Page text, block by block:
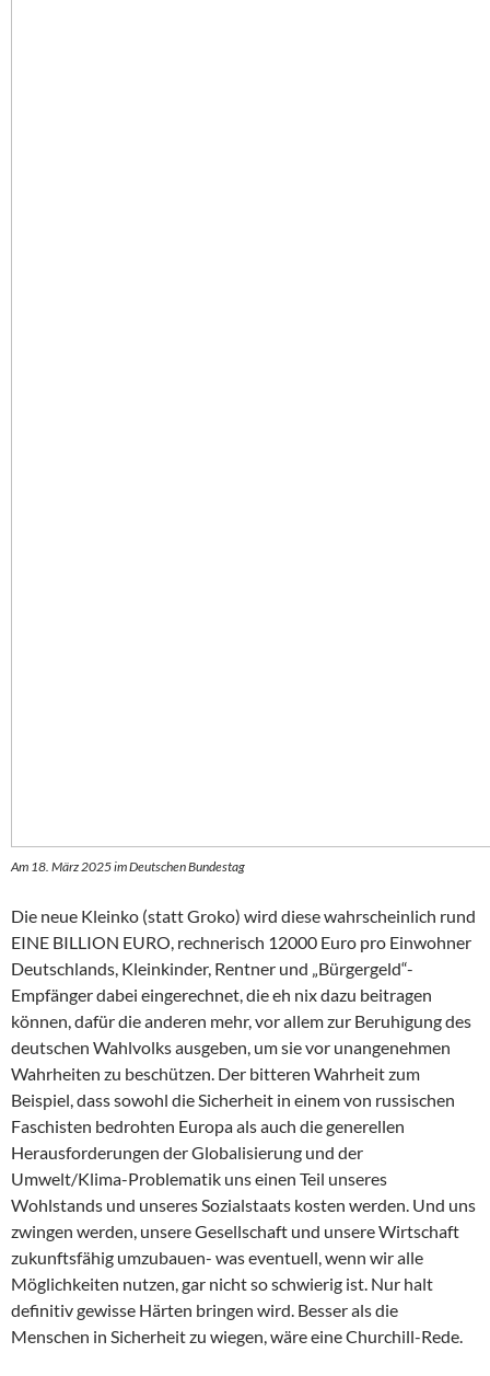
Am 18. März 2025 im Deutschen Bundestag
Die neue Kleinko (statt Groko) wird diese wahrscheinlich rund
EINE BILLION EURO, rechnerisch 12000 Euro pro Einwohner
Deutschlands, Kleinkinder, Rentner und „Bürgergeld“-
Empfänger dabei eingerechnet, die eh nix dazu beitragen
können, dafür die anderen mehr, vor allem zur Beruhigung des
deutschen Wahlvolks ausgeben, um sie vor unangenehmen
Wahrheiten zu beschützen. Der bitteren Wahrheit zum
Beispiel, dass sowohl die Sicherheit in einem von russischen
Faschisten bedrohten Europa als auch die generellen
Herausforderungen der Globalisierung und der
Umwelt/Klima-Problematik uns einen Teil unseres
Wohlstands und unseres Sozialstaats kosten werden. Und uns
zwingen werden, unsere Gesellschaft und unsere Wirtschaft
zukunftsfähig umzubauen- was eventuell, wenn wir alle
Möglichkeiten nutzen, gar nicht so schwierig ist. Nur halt
definitiv gewisse Härten bringen wird. Besser als die
Menschen in Sicherheit zu wiegen, wäre eine Churchill-Rede.